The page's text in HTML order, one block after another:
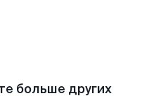
больше других